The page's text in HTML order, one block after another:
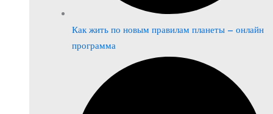
Как жить по новым правилам планеты – онлайн
программа